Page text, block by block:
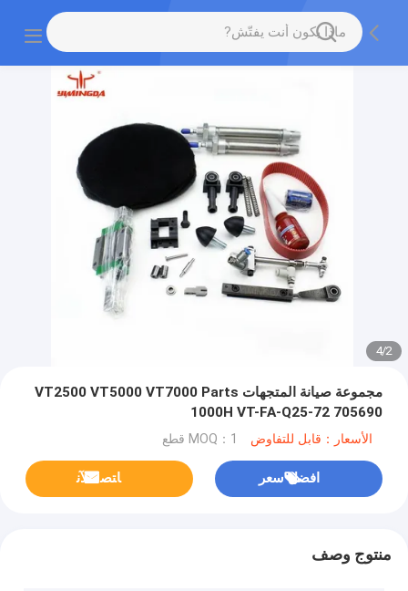
2
/
4
مجموعة صيانة المتجهات VT2500 VT5000 VT7000 Parts
1000H VT-FA-Q25-72 705690
الأسعار：قابل للتفاوض MOQ：1 قطع
افضل سعر ﺎﺘﺼﻟ ﺍﻶﻧ
منتوج وصف